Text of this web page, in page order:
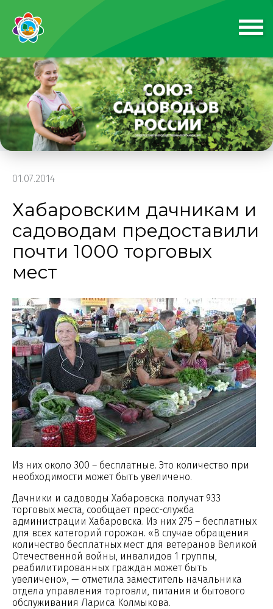
01.07.2014
Хабаровским дачникам и
садоводам предоставили
почти 1000 торговых
мест
Из них около 300 – бесплатные. Это количество при
необходимости может быть увеличено.
Дачники и садоводы Хабаровска получат 933
торговых места, сообщает пресс-служба
администрации Хабаровска. Из них 275 – бесплатных
для всех категорий горожан. «В случае обращения
количество бесплатных мест для ветеранов Великой
Отечественной войны, инвалидов 1 группы,
реабилитированных граждан может быть
увеличено», — отметила заместитель начальника
отдела управления торговли, питания и бытового
обслуживания Лариса Колмыкова.